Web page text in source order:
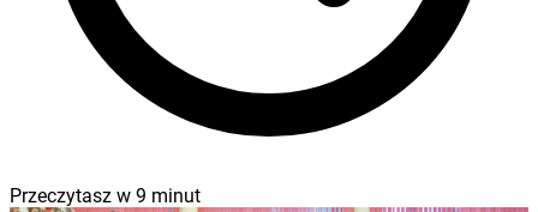
Przeczytasz w 9 minut